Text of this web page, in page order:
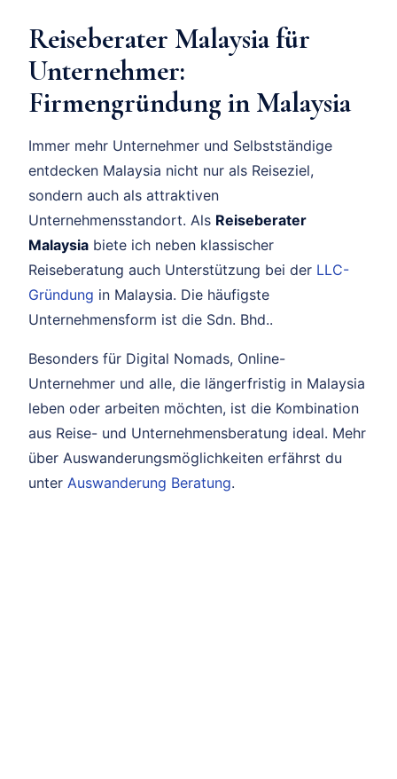
Reiseberater Malaysia für
Unternehmer:
Firmengründung in Malaysia
Immer mehr Unternehmer und Selbstständige
entdecken Malaysia nicht nur als Reiseziel,
sondern auch als attraktiven
Unternehmensstandort. Als Reiseberater
Malaysia biete ich neben klassischer
Reiseberatung auch Unterstützung bei der LLC-
Gründung in Malaysia. Die häufigste
Unternehmensform ist die Sdn. Bhd..
Besonders für Digital Nomads, Online-
Unternehmer und alle, die längerfristig in Malaysia
leben oder arbeiten möchten, ist die Kombination
aus Reise- und Unternehmensberatung ideal. Mehr
über Auswanderungsmöglichkeiten erfährst du
unter Auswanderung Beratung.